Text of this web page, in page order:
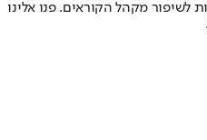
לשיפור מקהל הקוראים. פנו אלינו